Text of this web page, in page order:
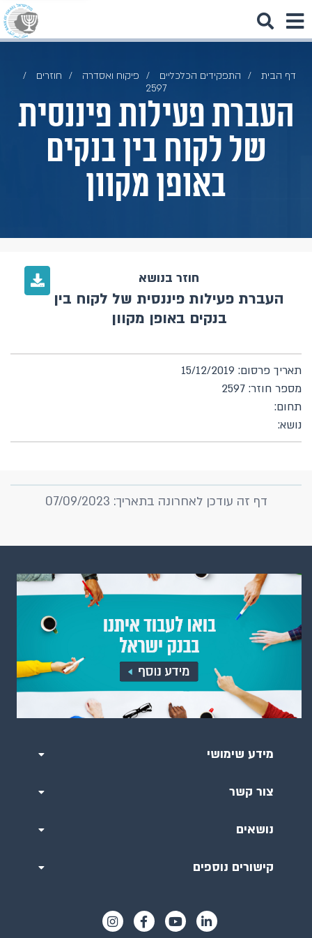
דף הבית התפקידים הכלכליים פיקוח ואסדרה
חוזרים
2597
העברת פעילות פיננסית
של לקוח בין בנקים
באופן מקוון
חוזר בנושא
העברת פעילות פיננסית של לקוח בין
בנקים באופן מקוון
תאריך פרסום: 15/12/2019
מספר חוזר: 2597
תחום:
נושא:
דף זה עודכן לאחרונה בתאריך: 07/09/2023
מידע שימושי
צור קשר
נושאים
קישורים נוספים